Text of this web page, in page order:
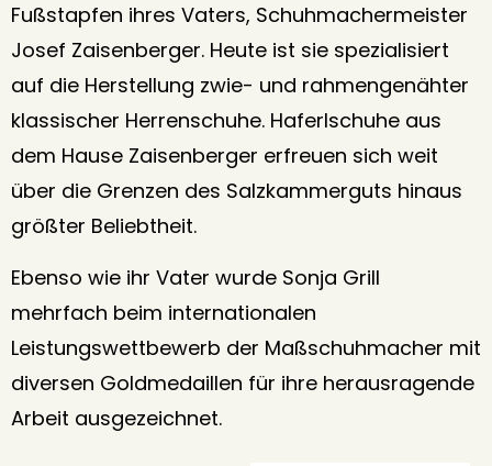
Fußstapfen ihres Vaters, Schuhmachermeister
Josef Zaisenberger. Heute ist sie spezialisiert
auf die Herstellung zwie- und rahmengenähter
klassischer Herrenschuhe. Haferlschuhe aus
dem Hause Zaisenberger erfreuen sich weit
über die Grenzen des Salzkammerguts hinaus
größter Beliebtheit.
Ebenso wie ihr Vater wurde Sonja Grill
mehrfach beim internationalen
Leistungswettbewerb der Maßschuhmacher mit
diversen Goldmedaillen für ihre herausragende
Arbeit ausgezeichnet.